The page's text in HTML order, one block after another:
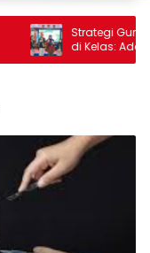
Strategi Guru
di Kelas: Adaptif